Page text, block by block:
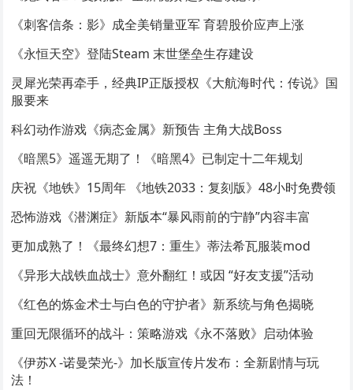
《刺客信条：影》成全美销量亚军 育碧股价应声上涨
《永恒天空》登陆Steam 末世堡垒生存建设
灵犀光荣再牵手，经典IP正版授权《大航海时代：传说》国
服要来
科幻动作游戏《病态金属》新预告 主角大战Boss
《暗黑5》遥遥无期了！《暗黑4》已制定十二年规划
庆祝《地铁》15周年 《地铁2033：复刻版》48小时免费领
恐怖游戏《潜渊症》新版本“暴风雨前的宁静”内容丰富
更加成熟了！《最终幻想7：重生》蒂法希瓦服装mod
《异形大战铁血战士》意外翻红！或因 “好友支援”活动
《红色的炼金术士与白色的守护者》新系统与角色揭晓
重回无限循环的战斗：策略游戏《永不落败》启动体验
《伊苏X -诺曼荣光-》加长版宣传片发布：全新剧情与玩
法！